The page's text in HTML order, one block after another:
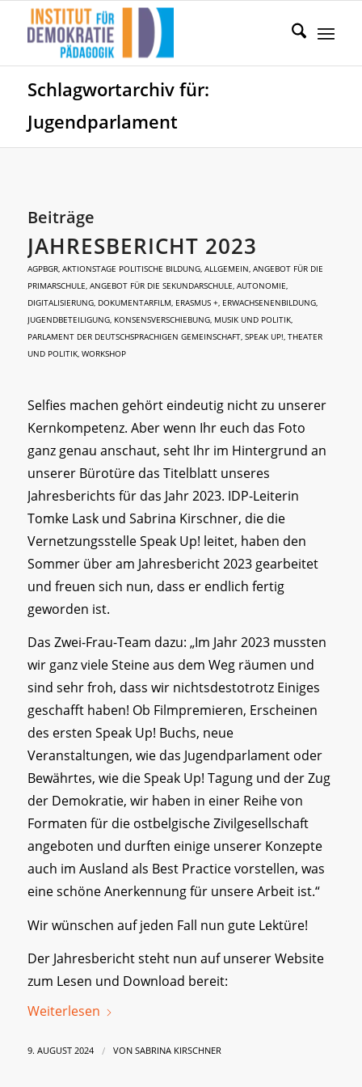
Schlagwortarchiv für:
Jugendparlament
Beiträge
JAHRESBERICHT 2023
AGPBGR, AKTIONSTAGE POLITISCHE BILDUNG, ALLGEMEIN, ANGEBOT FÜR DIE
PRIMARSCHULE, ANGEBOT FÜR DIE SEKUNDARSCHULE, AUTONOMIE,
DIGITALISIERUNG, DOKUMENTARFILM, ERASMUS +, ERWACHSENENBILDUNG,
JUGENDBETEILIGUNG, KONSENSVERSCHIEBUNG, MUSIK UND POLITIK,
PARLAMENT DER DEUTSCHSPRACHIGEN GEMEINSCHAFT, SPEAK UP!, THEATER
UND POLITIK, WORKSHOP
Selfies machen gehört eindeutig nicht zu unserer
Kernkompetenz. Aber wenn Ihr euch das Foto
ganz genau anschaut, seht Ihr im Hintergrund an
unserer Bürotüre das Titelblatt unseres
Jahresberichts für das Jahr 2023. IDP-Leiterin
Tomke Lask und Sabrina Kirschner, die die
Vernetzungsstelle Speak Up! leitet, haben den
Sommer über am Jahresbericht 2023 gearbeitet
und freuen sich nun, dass er endlich fertig
geworden ist.
Das Zwei-Frau-Team dazu: „Im Jahr 2023 mussten
wir ganz viele Steine aus dem Weg räumen und
sind sehr froh, dass wir nichtsdestotrotz Einiges
geschafft haben! Ob Filmpremieren, Erscheinen
des ersten Speak Up! Buchs, neue
Veranstaltungen, wie das Jugendparlament oder
Bewährtes, wie die Speak Up! Tagung und der Zug
der Demokratie, wir haben in einer Reihe von
Formaten für die ostbelgische Zivilgesellschaft
angeboten und durften einige unserer Konzepte
auch im Ausland als Best Practice vorstellen, was
eine schöne Anerkennung für unsere Arbeit ist.“
Wir wünschen auf jeden Fall nun gute Lektüre!
Der Jahresbericht steht nun auf unserer Website
zum Lesen und Download bereit:
Weiterlesen
9. AUGUST 2024 / VON SABRINA KIRSCHNER